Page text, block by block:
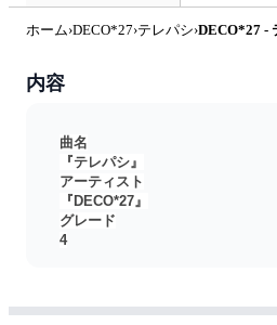
ホーム›DECO*27›テレパシ›
内容
曲名
『テレパシ』
アーティスト
『DECO*27』
グレード
4